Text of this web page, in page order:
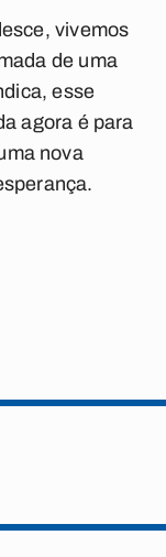
vivemos
de uma
esse
agora é para
nova